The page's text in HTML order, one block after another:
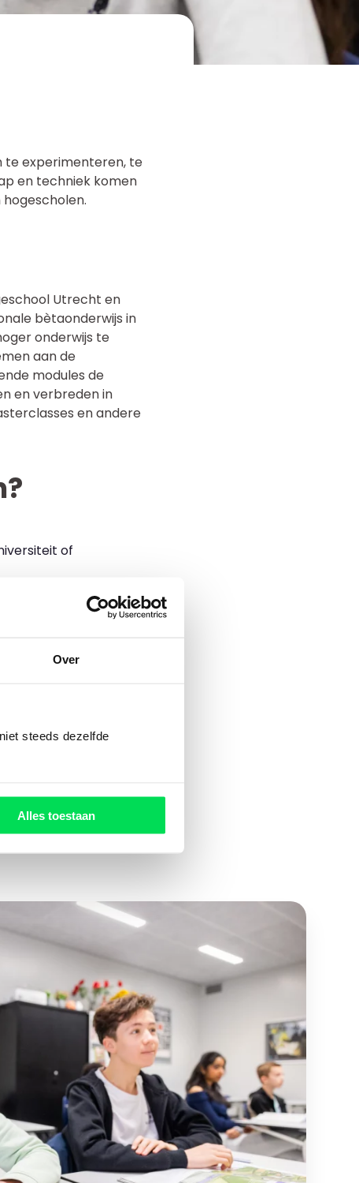
Over
steeds dezelfde
Alles toestaan
te experimenteren, te
en techniek komen
Utrecht en
bètaonderwijs in
onderwijs te
aan de
modules de
en verbreden in
en andere
of
binnen de alfa
op
en